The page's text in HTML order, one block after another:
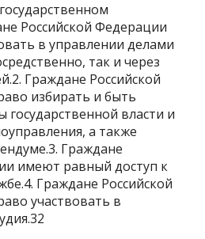
Российской Федерации
в управлении делами
так и через
Граждане Российской
избирать и быть
власти и
а также
Граждане
имеют равный доступ к
Граждане Российской
участвовать в